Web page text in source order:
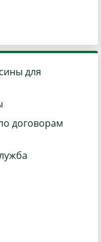
для
договорам